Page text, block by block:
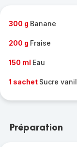
300 g Banane
200 g Fraise
150 ml Eau
1 sachet Sucre
Préparation